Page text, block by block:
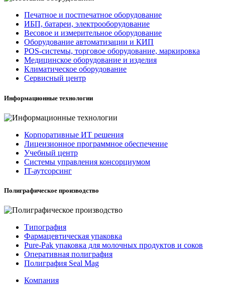
Печатное и постпечатное оборудование
ИБП, батареи, электрооборудование
Весовое и измерительное оборудование
Оборудование автоматизации и КИП
POS-системы, торговое оборудование, маркировка
Медицинское оборудование и изделия
Климатическое оборудование
Сервисный центр
Информационные технологии
Корпоративные ИТ решения
Лицензионное программное обеспечение
Учебный центр
Системы управления консорциумом
IT-аутсорсинг
Полиграфическое производство
Типография
Фармацевтическая упаковка
Pure-Pak упаковка для молочных продуктов и соков
Оперативная полиграфия
Полиграфия Seal Mag
Компания